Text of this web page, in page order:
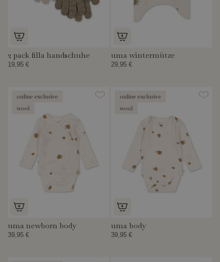
2 pack filla handschuhe
19,95 €
uma wintermütze
29,95 €
online exclusive
wool
uma newborn body
39,95 €
online exclusive
wool
uma body
39,95 €